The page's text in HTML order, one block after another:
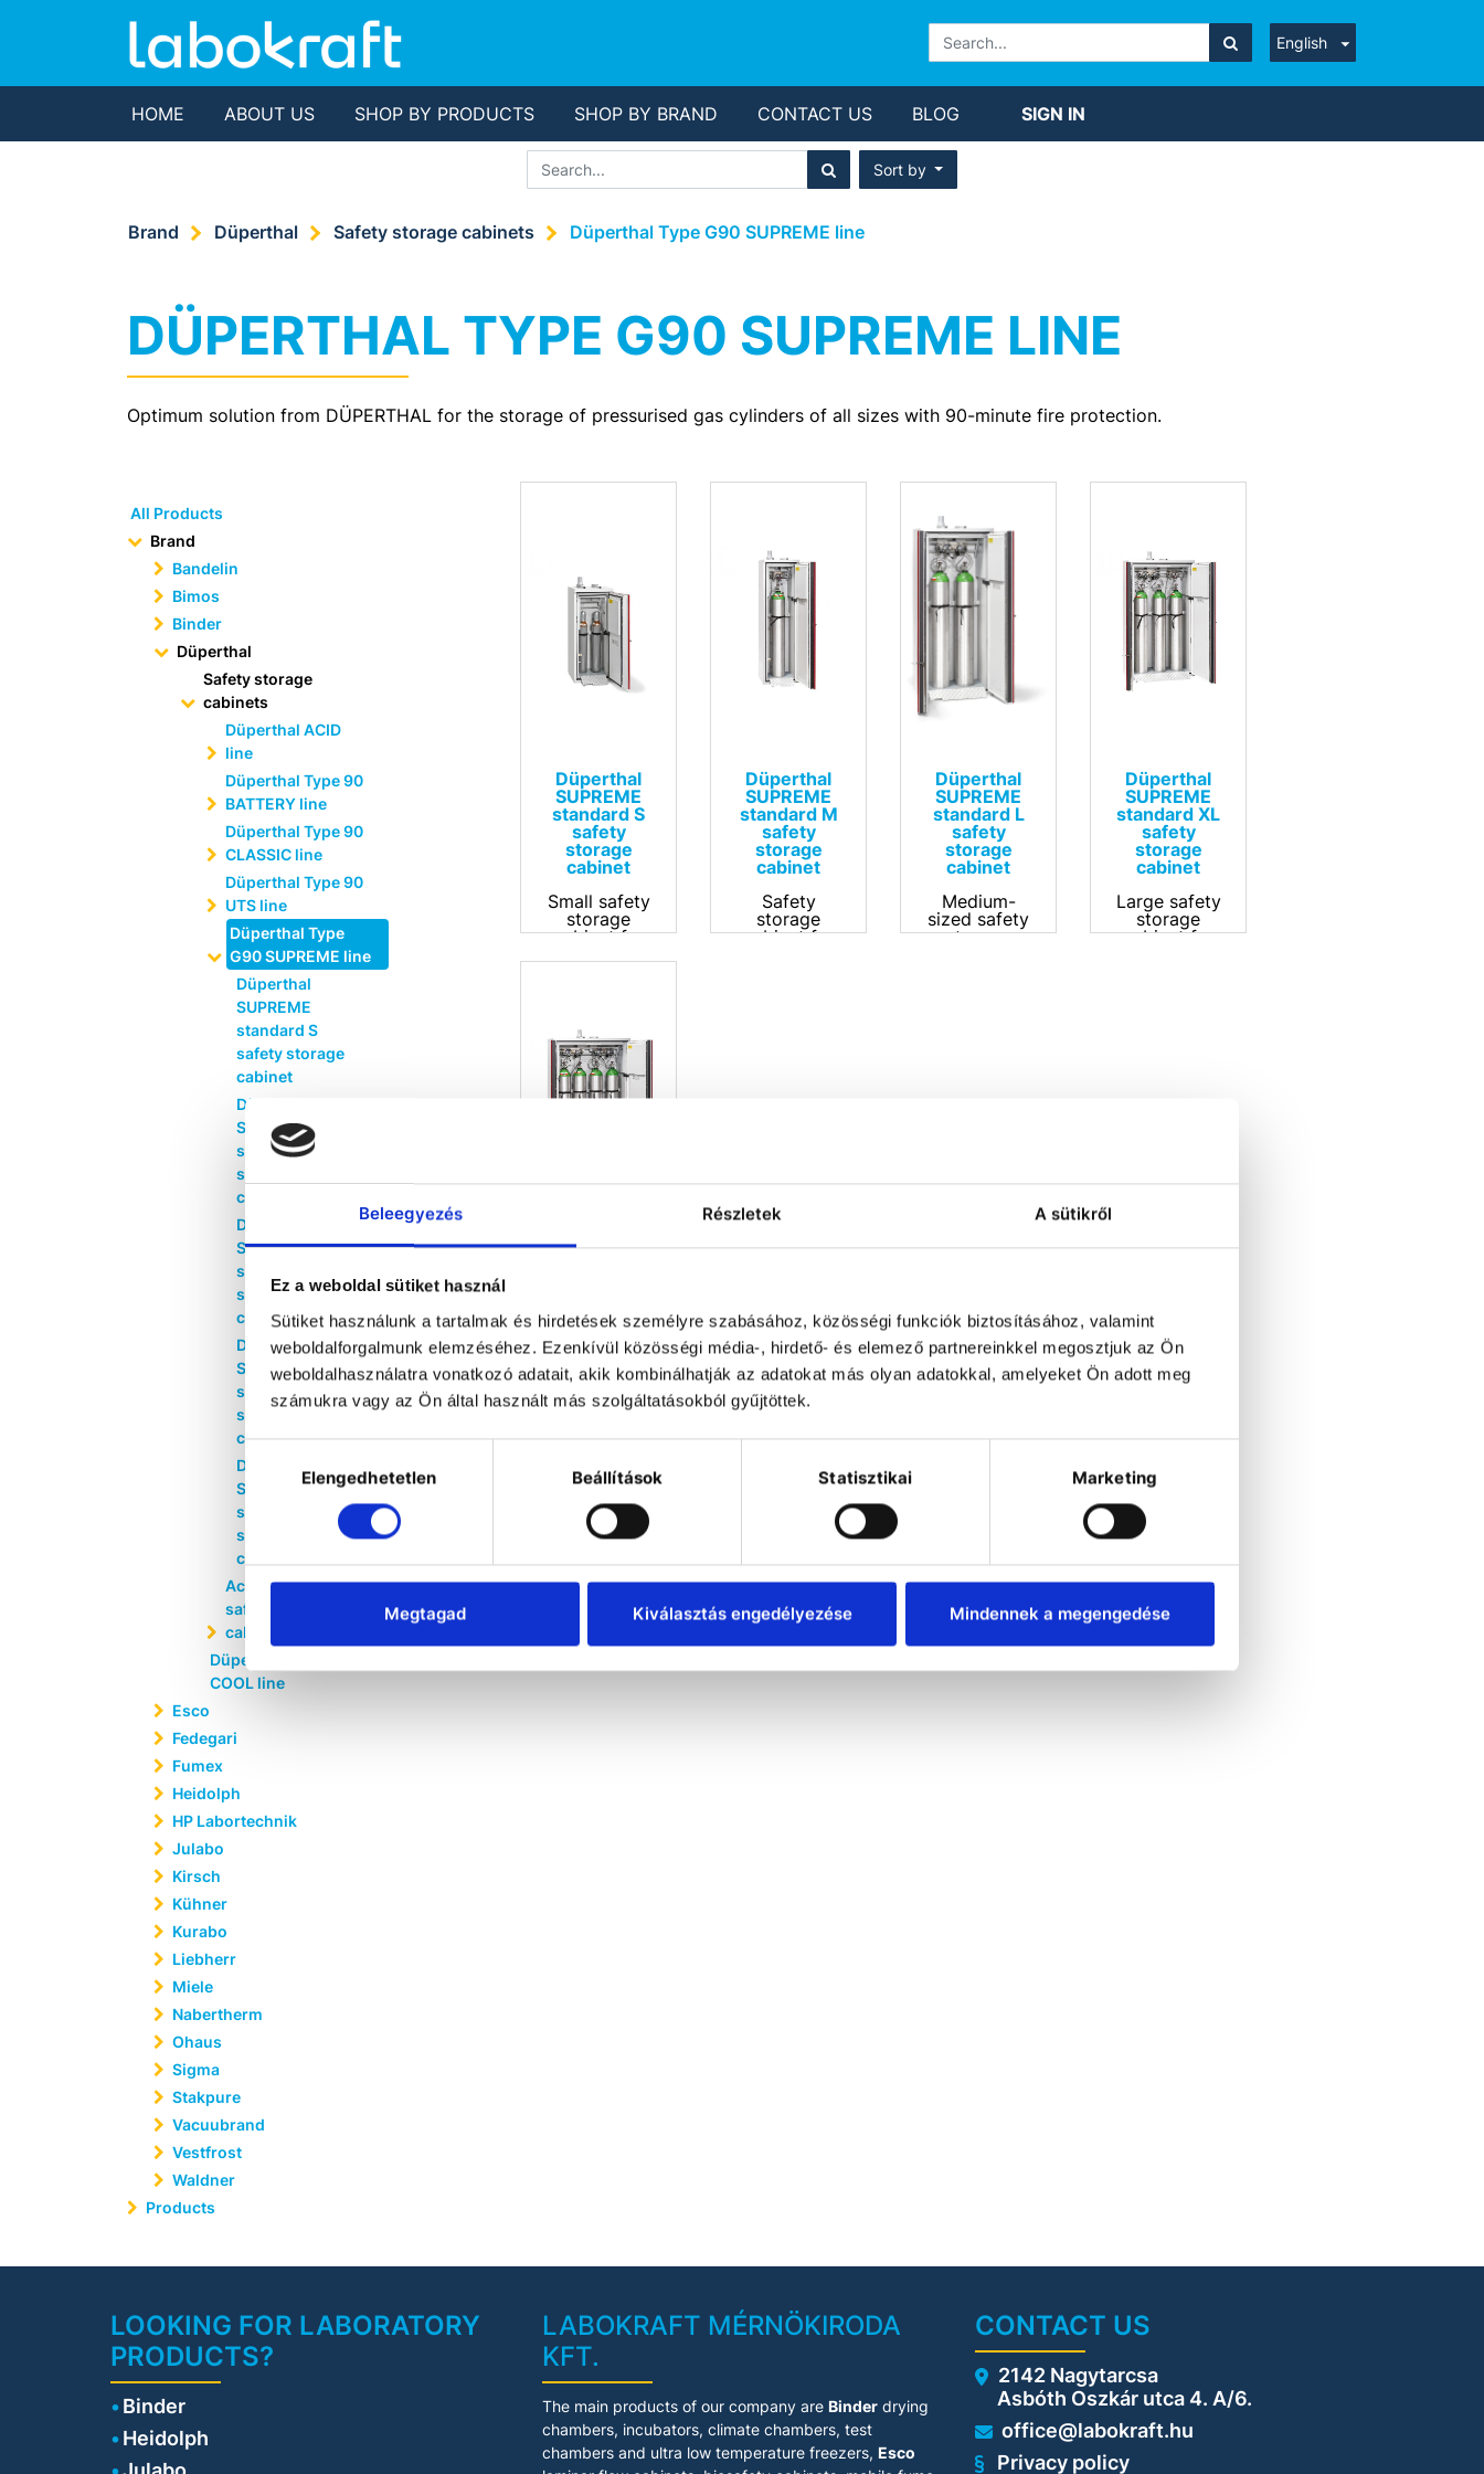
Beleegyezés Részletek A sütikről
Ez a weboldal sütiket használ
Sütiket használunk a tartalmak és hirdetések személyre szabásához, közösségi funkciók biztosításához, valamint
weboldalforgalmunk elemzéséhez. Ezenkívül közösségi média-, hirdető- és elemező partnereinkkel megosztjuk az Ön
weboldalhasználatra vonatkozó adatait, akik kombinálhatják az adatokat más olyan adatokkal, amelyeket Ön adott meg
számukra vagy az Ön által használt más szolgáltatásokból gyűjtöttek.
kiválasztásaElengedhetetlen Beállítások Statisztikai Marketing
Megtagad Kiválasztás engedélyezése Mindennek a megengedése
English
HOME ABOUT US SHOP BY PRODUCTS SHOP BY BRAND CONTACT US BLOG SIGN IN
Sort by
Brand Düperthal Safety storage cabinets Düperthal Type G90 SUPREME line
DÜPERTHAL TYPE G90 SUPREME LINE
Optimum solution from DÜPERTHAL for the storage of pressurised gas cylinders of all sizes with 90-minute fire protection.
Düperthal
SUPREME
standard S
safety
storage
cabinet
Small safety
storage
cabinet for
Düperthal
SUPREME
standard M
safety
storage
cabinet
Safety
storage
cabinet for
Düperthal
SUPREME
standard L
safety
storage
cabinet
Medium-
sized safety
storage
Düperthal
SUPREME
standard XL
safety
storage
cabinet
Large safety
storage
cabinet for
XXL safety
storage
cabinet
Extra large
safety
storage
cabinet for
cylinders.
All Products
Brand
Bandelin
Bimos
Binder
Düperthal
Safety storage
cabinets
Düperthal ACID
line
Düperthal Type 90
BATTERY line
Düperthal Type 90
CLASSIC line
Düperthal Type 90
UTS line
Düperthal Type
G90 SUPREME line
Düperthal
SUPREME
standard S
safety storage
cabinet
Düperthal
SUPREME
standard M
safety storage
cabinet
Düperthal
SUPREME
standard L
safety storage
cabinet
Düperthal
SUPREME
standard XL
safety storage
cabinet
Düperthal
SUPREME
standard XXL
safety storage
cabinet
Accessories for
safety storage
cabinets
Düperthal Type 90
COOL line
Esco
Fedegari
Fumex
Heidolph
HP Labortechnik
Julabo
Kirsch
Kühner
Kurabo
Liebherr
Miele
Nabertherm
Ohaus
Sigma
Stakpure
Vacuubrand
Vestfrost
Waldner
Products
LOOKING FOR LABORATORY
PRODUCTS?
Binder
Heidolph
LABOKRAFT MÉRNÖKIRODA
KFT.
The main products of our company areBinder drying
chambers, incubators, climate chambers, test
chambers and ultra low temperature freezers,Esco
CONTACT US
2142 Nagytarcsa
Asbóth Oszkár utca 4. A/6.
office@labokraft.hu
Privacy policy